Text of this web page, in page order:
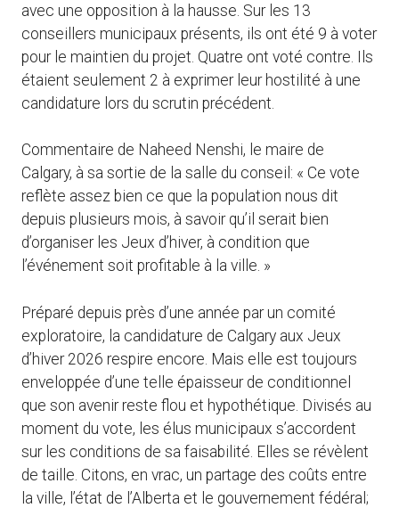
avec une opposition à la hausse. Sur les 13
conseillers municipaux présents, ils ont été 9 à voter
pour le maintien du projet. Quatre ont voté contre. Ils
étaient seulement 2 à exprimer leur hostilité à une
candidature lors du scrutin précédent.
Commentaire de Naheed Nenshi, le maire de
Calgary, à sa sortie de la salle du conseil: « Ce vote
reflète assez bien ce que la population nous dit
depuis plusieurs mois, à savoir qu’il serait bien
d’organiser les Jeux d’hiver, à condition que
l’événement soit profitable à la ville. »
Préparé depuis près d’une année par un comité
exploratoire, la candidature de Calgary aux Jeux
d’hiver 2026 respire encore. Mais elle est toujours
enveloppée d’une telle épaisseur de conditionnel
que son avenir reste flou et hypothétique. Divisés au
moment du vote, les élus municipaux s’accordent
sur les conditions de sa faisabilité. Elles se révèlent
de taille. Citons, en vrac, un partage des coûts entre
la ville, l’état de l’Alberta et le gouvernement fédéral;